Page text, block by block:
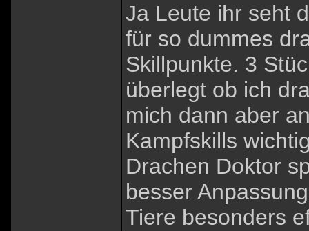
Ja Leute ihr seht
für so dummes
Skillpunkte. 3
überlegt ob ich
mich dann aber
Kampfskills
Drachen Doktor
besser
Tiere besonders